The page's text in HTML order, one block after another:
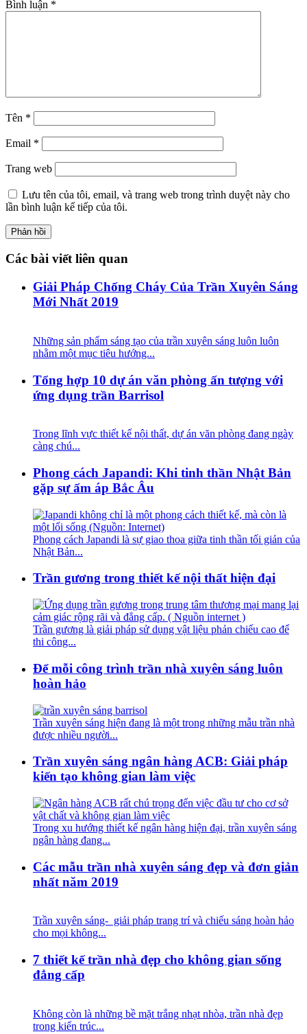
Bình luận *
Tên *
Email *
Trang web
Lưu tên của tôi, email, và trang web trong trình duyệt này cho
lần bình luận kế tiếp của tôi.
Các bài viết liên quan
Giải Pháp Chống Cháy Của Trần Xuyên Sáng
Mới Nhất 2019
Những sản phẩm sáng tạo của trần xuyên sáng luôn luôn
nhằm một mục tiêu hướng...
Tổng hợp 10 dự án văn phòng ấn tượng với
ứng dụng trần Barrisol
Trong lĩnh vực thiết kế nội thất, dự án văn phòng đang ngày
càng chú...
Phong cách Japandi: Khi tinh thần Nhật Bản
gặp sự ấm áp Bắc Âu
Phong cách Japandi là sự giao thoa giữa tinh thần tối giản của
Nhật Bản...
Trần gương trong thiết kế nội thất hiện đại
Trần gương là giải pháp sử dụng vật liệu phản chiếu cao để
thi công...
Để mỗi công trình trần nhà xuyên sáng luôn
hoàn hảo
Trần xuyên sáng hiện đang là một trong những mẫu trần nhà
được nhiều người...
Trần xuyên sáng ngân hàng ACB: Giải pháp
kiến tạo không gian làm việc
Trong xu hướng thiết kế ngân hàng hiện đại, trần xuyên sáng
ngân hàng đang...
Các mẫu trần nhà xuyên sáng đẹp và đơn giản
nhất năm 2019
Trần xuyên sáng- giải pháp trang trí và chiếu sáng hoàn hảo
cho mọi không...
7 thiết kế trần nhà đẹp cho không gian sống
đẳng cấp
Không còn là những bề mặt trắng nhạt nhòa, trần nhà đẹp
trong kiến trúc...